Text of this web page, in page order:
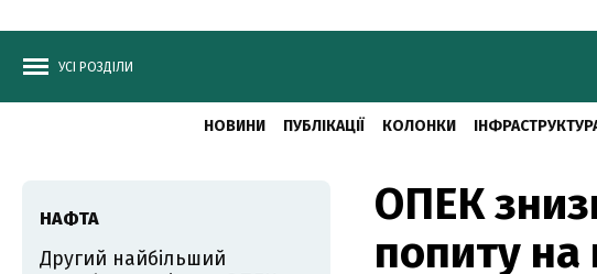
УСІ РОЗДІЛИ
НОВИНИ ПУБЛІКАЦІЇ КОЛОНКИ
ОПЕК
попиту
НАФТА
Другий найбільший